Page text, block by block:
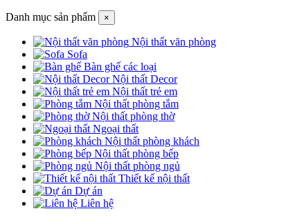
Danh mục sản phẩm ×
Nội thất văn phòng
Sofa
Bàn ghế các loại
Nội thất Decor
Nội thất trẻ em
Nội thất phòng tắm
Nội thất phòng thờ
Ngoại thất
Nội thất phòng khách
Nội thất phòng bếp
Nội thất phòng ngủ
Thiết kế nội thất
Dự án
Liên hệ